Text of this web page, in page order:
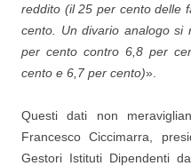
reddito (il 25 per cento delle
cento. Un divario analogo si
per cento contro 6,8 per
cento e 6,7 per cento)».
Questi dati non
Francesco Ciccimarra,
Gestori Istituti Dipendenti